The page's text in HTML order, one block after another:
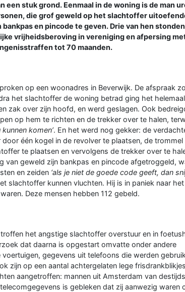
een stuk grond. Eenmaal in de woning is de man
die grof geweld op het slachtoffer
en pincode te geven. Drie van hen stonden
vrijheidsberoving in vereniging en afpersing
tot 70 maanden.
op een woonadres in Beverwijk. De afspraak
het slachtoffer de woning betrad ging het
zak over zijn hoofd, en werd geslagen. Ook
op hem te richten en de trekker over te halen,
komen’. En het werd nog gekker: de
één kogel in de revolver te plaatsen, de
te plaatsen en vervolgens de trekker over te
van geweld zijn bankpas en pincode afgetroggeld,
en zeiden ‘als je niet de goede code geeft, dan
slachtoffer kunnen vluchten. Hij is in paniek naar het
Deze mensen hebben 112 gebeld.
het angstige slachtoffer overstuur en in
dat daarna is opgestart omvatte onder andere
gegevens uit telefoons die werden
zijn op een aantal achtergelaten lege
aangetroffen: mannen uit Amsterdam van
is gebleken dat zij aanwezig waren